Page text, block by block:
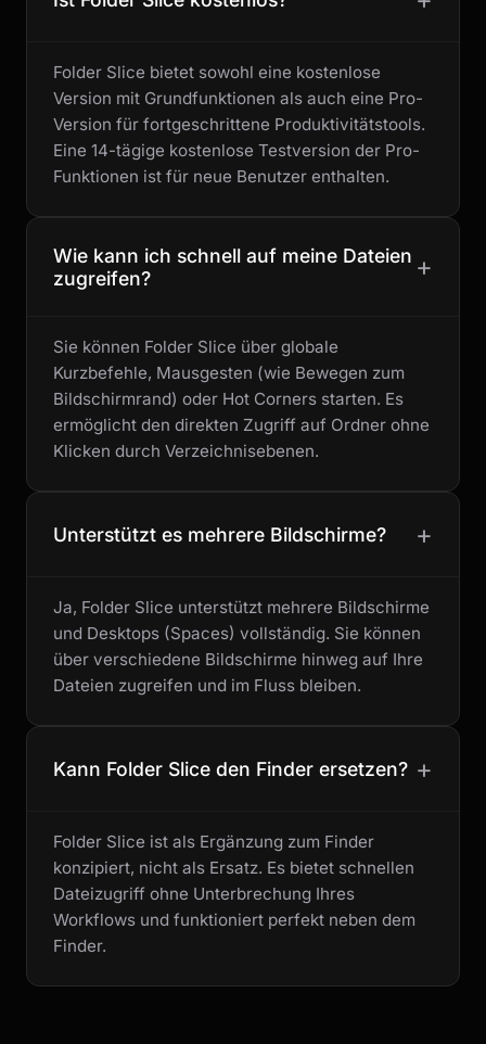
Folder Slice bietet sowohl eine kostenlose
Version mit Grundfunktionen als auch eine Pro-
Version für fortgeschrittene Produktivitätstools.
Eine 14-tägige kostenlose Testversion der Pro-
Funktionen ist für neue Benutzer enthalten.
Wie kann ich schnell auf meine Dateien
zugreifen?
+
Sie können Folder Slice über globale
Kurzbefehle, Mausgesten (wie Bewegen zum
Bildschirmrand) oder Hot Corners starten. Es
ermöglicht den direkten Zugriff auf Ordner ohne
Klicken durch Verzeichnisebenen.
Unterstützt es mehrere Bildschirme? +
Ja, Folder Slice unterstützt mehrere Bildschirme
und Desktops (Spaces) vollständig. Sie können
über verschiedene Bildschirme hinweg auf Ihre
Dateien zugreifen und im Fluss bleiben.
Kann Folder Slice den Finder ersetzen? +
Folder Slice ist als Ergänzung zum Finder
konzipiert, nicht als Ersatz. Es bietet schnellen
Dateizugriff ohne Unterbrechung Ihres
Workflows und funktioniert perfekt neben dem
Finder.